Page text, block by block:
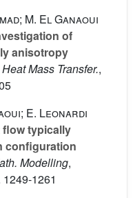
M. El Ganaoui
of
anisotropy
Mass Transfer.,
E. Leonardi
flow typically
configuration
Modelling,
1261